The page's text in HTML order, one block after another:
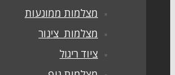
מצלמות ממונעות
מצלמות צינור
ציוד ריגול